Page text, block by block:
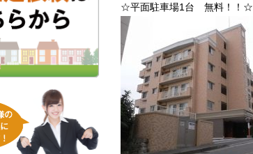
☆平面駐車場1台 無料！！☆